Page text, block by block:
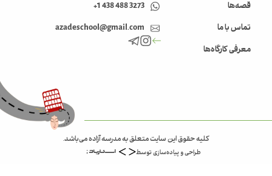
قصه‌ها
تماس با ما
معرفی کارگاه‌ها
3273 488 438 1+
azadeschool@gmail.com
کلیه حقوق این سایت متعلق به مدرسه آزاده می‌باشد.
طراحی و پیاده‌سازی توسط